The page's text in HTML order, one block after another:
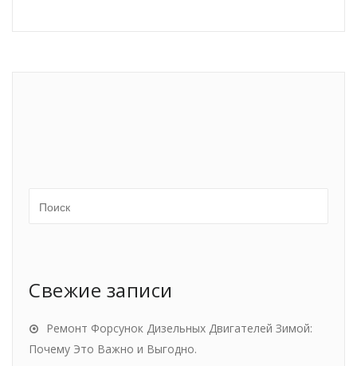
Свежие записи
Ремонт Форсунок Дизельных Двигателей Зимой:
Почему Это Важно и Выгодно.